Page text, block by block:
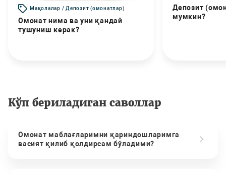
Мақолалар / Депозит (омонатлар)
Омонат нима ва уни қандай
тушуниш керак?
Депозит
мумкин?
Кўп бериладиган саволлар
Омонат маблағларимни қариндошларимга
васият қилиб қолдирсам бўладими?